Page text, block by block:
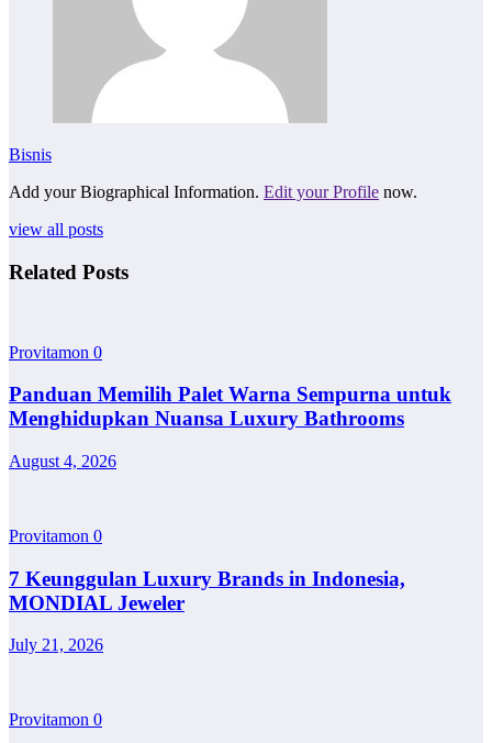
Bisnis
Add your Biographical Information. Edit your Profile now.
view all posts
Related Posts
Provitamon 0
Panduan Memilih Palet Warna Sempurna untuk
Menghidupkan Nuansa Luxury Bathrooms
August 4, 2026
Provitamon 0
7 Keunggulan Luxury Brands in Indonesia,
MONDIAL Jeweler
July 21, 2026
Provitamon 0